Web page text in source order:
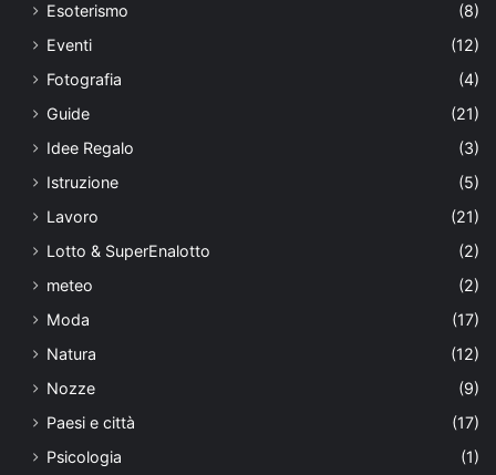
Esoterismo
(8)
Eventi
(12)
Fotografia
(4)
Guide
(21)
Idee Regalo
(3)
Istruzione
(5)
Lavoro
(21)
Lotto & SuperEnalotto
(2)
meteo
(2)
Moda
(17)
Natura
(12)
Nozze
(9)
Paesi e città
(17)
Psicologia
(1)